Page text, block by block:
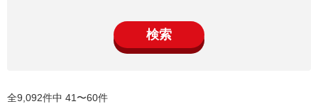
検索
全9,092件中 41〜60件